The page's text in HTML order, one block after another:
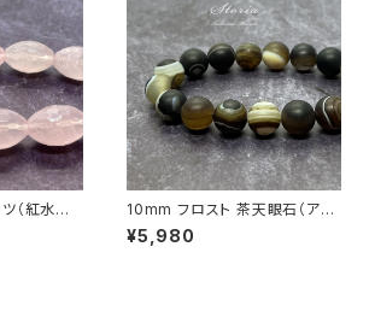
（紅水晶）
ト【ミナス
10mm フロスト 茶天眼石（アイ
アゲート）ブレスレット
¥5,980